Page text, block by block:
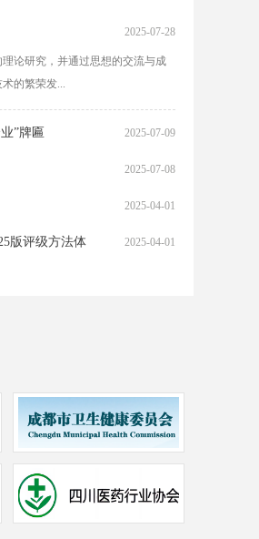
用服务机构合 喜报 | 大证信用服务
2025-07-28
论研究，并通过思想的交流与成
的繁荣发...
”牌匾 2025-07-09
2025-07-08
2025-04-01
版评级方法体 2025-04-01